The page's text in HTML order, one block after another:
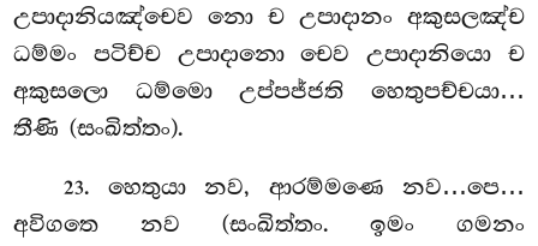
උපාදානියඤ්චෙව නො ච උපාදානං අකුසලඤ්ච
ධම්මං පටිච්ච උපාදානො චෙව උපාදානියො ච
අකුසලො ධම්මො උප්පජ්ජති හෙතුපච්චයා…
තීණි (සංඛිත්තං).
23. හෙතුයා නව, ආරම්මණෙ නව…පෙ…
අවිගතෙ නව (සංඛිත්තං. ඉමං ගමනං